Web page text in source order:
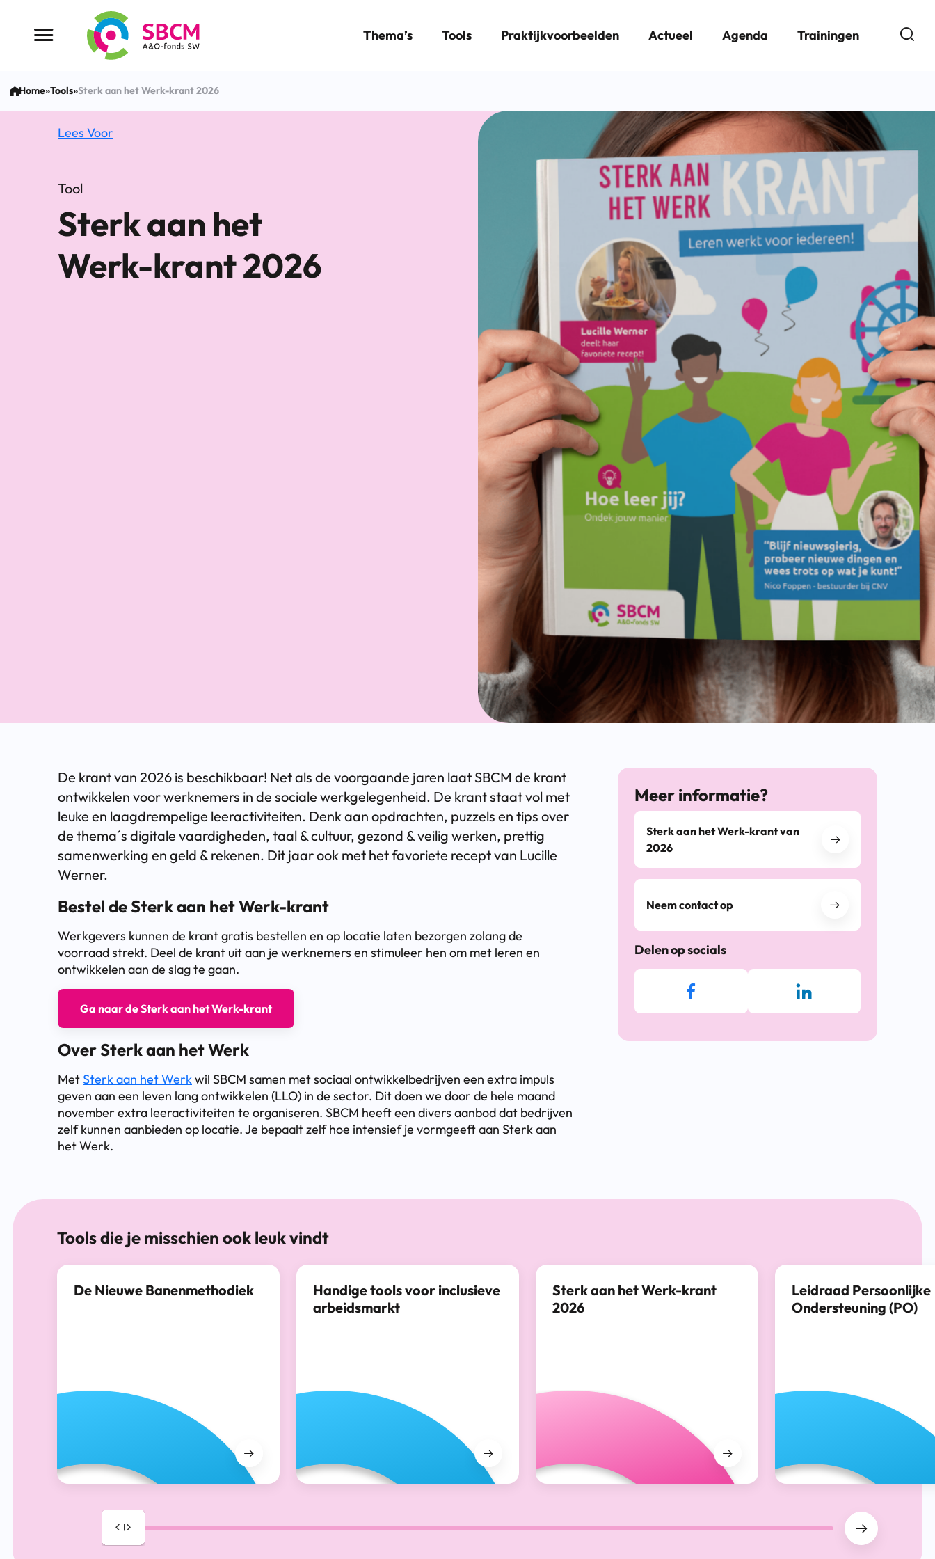
Menu button Thema’s Tools Praktijkvoorbeelden Actueel Agenda Trainingen
Home»Tools»Sterk aan het Werk-krant 2026
Lees Voor
Tool
Sterk aan het
Werk-krant 2026
De krant van 2026 is beschikbaar! Net als de voorgaande jaren laat SBCM de krant
ontwikkelen voor werknemers in de sociale werkgelegenheid. De krant staat vol met
leuke en laagdrempelige leeractiviteiten. Denk aan opdrachten, puzzels en tips over
de thema´s digitale vaardigheden, taal & cultuur, gezond & veilig werken, prettig
samenwerking en geld & rekenen. Dit jaar ook met het favoriete recept van Lucille
Werner.
Bestel de Sterk aan het Werk-krant
Werkgevers kunnen de krant gratis bestellen en op locatie laten bezorgen zolang de
voorraad strekt. Deel de krant uit aan je werknemers en stimuleer hen om met leren en
ontwikkelen aan de slag te gaan.
Ga naar de Sterk aan het Werk-krant
Over Sterk aan het Werk
MetSterk aan het Werkwil SBCM samen met sociaal ontwikkelbedrijven een extra impuls
geven aan een leven lang ontwikkelen (LLO) in de sector. Dit doen we door de hele maand
november extra leeractiviteiten te organiseren. SBCM heeft een divers aanbod dat bedrijven
zelf kunnen aanbieden op locatie. Je bepaalt zelf hoe intensief je vormgeeft aan Sterk aan
het Werk.
Meer informatie?
Sterk aan het Werk-krant van
2026
Neem contact op
Delen op socials
Tools die je misschien ook leuk vindt
De Nieuwe Banenmethodiek
Handige tools voor inclusieve
arbeidsmarkt
Sterk aan het Werk-krant
2026
Leidraad Persoonlijke
Ondersteuning (PO)
Drag